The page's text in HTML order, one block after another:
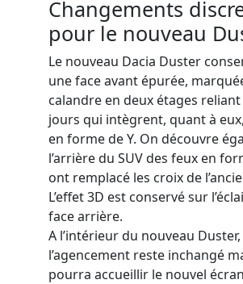
Changements
pour le nouveau
Le nouveau Dacia Duster
une face avant épurée,
calandre en deux étages
jours qui intègrent, quant à
en forme de Y. On découvre
l’arrière du SUV des feux en
ont remplacé les croix de
L’effet 3D est conservé sur
face arrière.
A l’intérieur du nouveau Duster,
l’agencement reste inchangé
pourra accueillir le nouvel